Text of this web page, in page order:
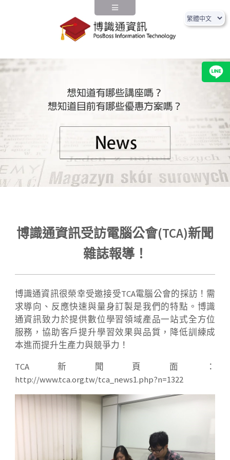
博識通資訊受訪電腦公會(TCA)新聞
雜誌報導！
博識通資訊很榮幸受邀接受TCA電腦公會的採訪！需
求導向、反應快速與量身訂製是我們的特點。博識
通資訊致力於提供數位學習領域產品一站式全方位
服務，協助客戶提升學習效果與品質，降低訓練成
本進而提升生產力與競爭力！
TCA新聞頁面：
http://www.tca.org.tw/tca_news1.php?n=1322